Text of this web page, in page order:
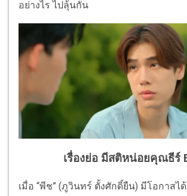
อย่างไร ไปลุ้นกัน
เรื่องย่อ มีสติหน่อยคุณธีร์
เมื่อ “พีช” (ภูวินทร์ ตั้งศักดิ์ยืน) มีโอกาสได้